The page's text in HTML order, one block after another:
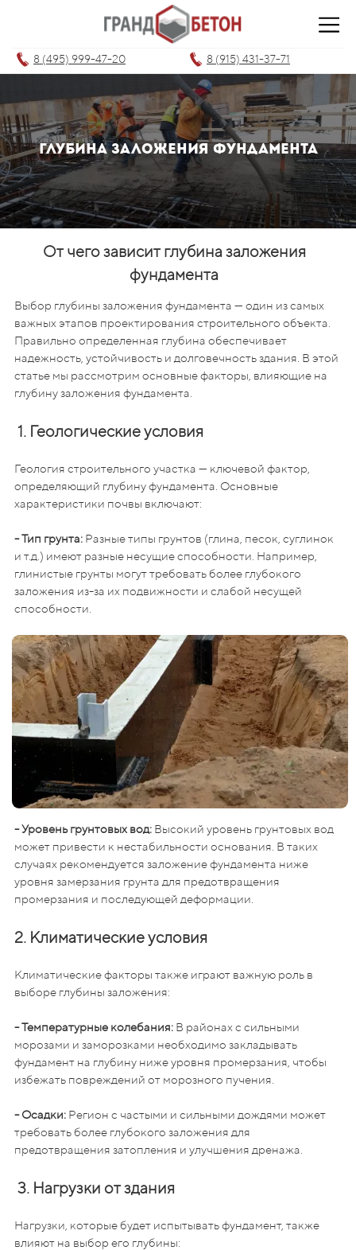
8 (495) 999-47-20 8 (915) 431-37-71
Глубина заложения фундамента
От чего зависит глубина заложения
фундамента
Выбор глубины заложения фундамента — один из самых
важных этапов проектирования строительного объекта.
Правильно определенная глубина обеспечивает
надежность, устойчивость и долговечность здания. В этой
статье мы рассмотрим основные факторы, влияющие на
глубину заложения фундамента.
1. Геологические условия
Геология строительного участка — ключевой фактор,
определяющий глубину фундамента. Основные
характеристики почвы включают:
- Тип грунта: Разные типы грунтов (глина, песок, суглинок
и т.д.) имеют разные несущие способности. Например,
глинистые грунты могут требовать более глубокого
заложения из-за их подвижности и слабой несущей
способности.
- Уровень грунтовых вод: Высокий уровень грунтовых вод
может привести к нестабильности основания. В таких
случаях рекомендуется заложение фундамента ниже
уровня замерзания грунта для предотвращения
промерзания и последующей деформации.
2. Климатические условия
Климатические факторы также играют важную роль в
выборе глубины заложения:
- Температурные колебания: В районах с сильными
морозами и заморозками необходимо закладывать
фундамент на глубину ниже уровня промерзания, чтобы
избежать повреждений от морозного пучения.
- Осадки: Регион с частыми и сильными дождями может
требовать более глубокого заложения для
предотвращения затопления и улучшения дренажа.
3. Нагрузки от здания
Нагрузки, которые будет испытывать фундамент, также
влияют на выбор его глубины: